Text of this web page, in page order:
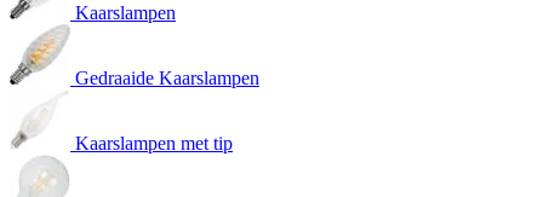
Kaarslampen
Gedraaide Kaarslampen
Kaarslampen met tip